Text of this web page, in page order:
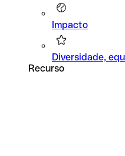
Impacto
Diversidade,
Recurso